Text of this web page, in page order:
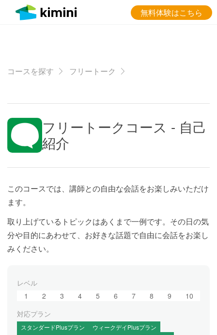
無料体験はこちら
コースを探す フリートーク
フリートークコース - 自己
紹介
このコースでは、講師との自由な会話をお楽しみいただけ
ます。
取り上げているトピックはあくまで一例です。その日の気
分や目的にあわせて、お好きな話題で自由に会話をお楽し
みください。
レベル
1
2 3 4 5 6 7 8 9
10
対応プラン
スタンダードPlusプラン
ウィークデイPlusプラン